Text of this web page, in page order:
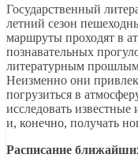
Государственный
летний сезон
маршруты проходят в
познавательных
литературным прошлым
Неизменно они
погрузиться в
исследовать
и, конечно, получать
Расписание